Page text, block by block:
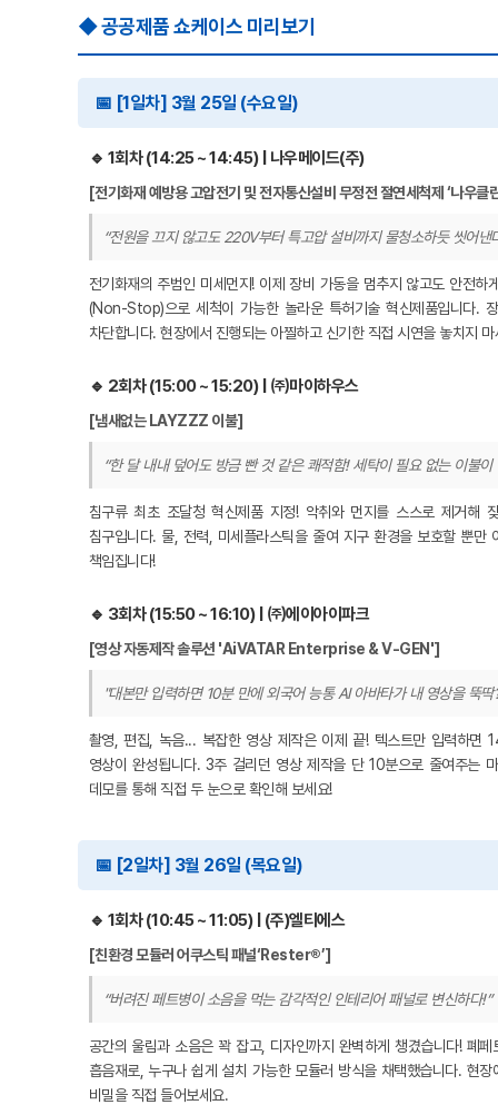
◆ 공공제품 쇼케이스 미리보기
📅 [1일차] 3월 25일 (수요일)
🔹 1회차 (14:25 ~ 14:45) | 나우메이드(주)
[전기화재 예방용 고압전기 및 전자통신설비 무정전 절연세척제 ‘나우클
“전원을 끄지 않고도 220V부터 특고압 설비까지 물청소하듯 씻어낸
전기화재의 주범인 미세먼지! 이제 장비 가동을 멈추지 않고도 안전하
(Non-Stop)으로 세척이 가능한 놀라운 특허기술 혁신제품입니다.
차단합니다. 현장에서 진행되는 아찔하고 신기한 직접 시연을 놓치지 마
🔹 2회차 (15:00 ~ 15:20) | ㈜마이하우스
[냄새없는 LAYZZZ 이불]
“한 달 내내 덮어도 방금 빤 것 같은 쾌적함! 세탁이 필요 없는 이불이
침구류 최초 조달청 혁신제품 지정! 악취와 먼지를 스스로 제거해
침구입니다. 물, 전력, 미세플라스틱을 줄여 지구 환경을 보호할 뿐만
책임집니다!
🔹 3회차 (15:50 ~ 16:10) | ㈜에이아이파크
[영상 자동제작 솔루션 'AiVATAR Enterprise & V-GEN']
"대본만 입력하면 10분 만에 외국어 능통 AI 아바타가 내 영상을 뚝딱
촬영, 편집, 녹음... 복잡한 영상 제작은 이제 끝! 텍스트만 입력하면
영상이 완성됩니다. 3주 걸리던 영상 제작을 단 10분으로 줄여주는
데모를 통해 직접 두 눈으로 확인해 보세요!
📅 [2일차] 3월 26일 (목요일)
🔹 1회차 (10:45 ~ 11:05) | (주)엘티에스
[친환경 모듈러 어쿠스틱 패널‘Rester®’]
“버려진 페트병이 소음을 먹는 감각적인 인테리어 패널로 변신하다!”
공간의 울림과 소음은 꽉 잡고, 디자인까지 완벽하게 챙겼습니다! 폐
흡음재로, 누구나 쉽게 설치 가능한 모듈러 방식을 채택했습니다. 현
비밀을 직접 들어보세요.